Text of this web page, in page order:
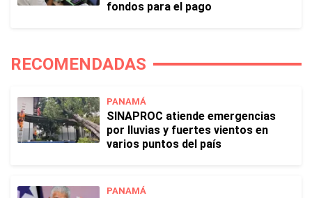
fondos para el pago
RECOMENDADAS
PANAMÁ
SINAPROC atiende emergencias
por lluvias y fuertes vientos en
varios puntos del país
PANAMÁ